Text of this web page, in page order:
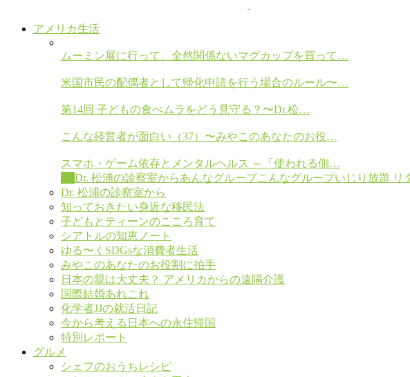
アメリカ生活
ムーミン展に行って、全然関係ないマグカップを買って…
米国市民の配偶者として帰化申請を行う場合のルール〜…
第14回 子どもの食べムラをどう見守る？〜Dr.松…
こんな経営者が面白い（37）〜みやこのあなたのお役…
スマホ・ゲーム依存とメンタルヘルス ～「使われる側…
Dr. 松浦の診察室からあんなグループこんなグループいじり放題 リ
Dr. 松浦の診察室から
知っておきたい身近な移民法
子どもとティーンのこころ育て
シアトルの知恵ノート
ゆる〜くSDGsな消費者生活
みやこのあなたのお役割に拍手
日本の親は大丈夫？ アメリカからの遠隔介護
国際結婚あれこれ
化学者JJの就活日記
今から考える日本への永住帰国
特別レポート
グルメ
シェフのおうちレシピ